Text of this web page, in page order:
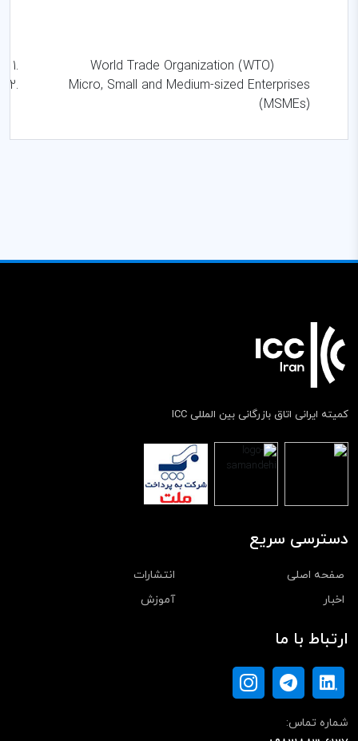
World Trade Organization (WTO)
Micro, Small and Medium-sized Enterprises
(MSMEs)
کمیته ایرانی اتاق بازرگانی بین المللی ICC
دسترسی سریع
صفحه اصلی
انتشارات
اخبار
آموزش
ارتباط با ما
شماره تماس: